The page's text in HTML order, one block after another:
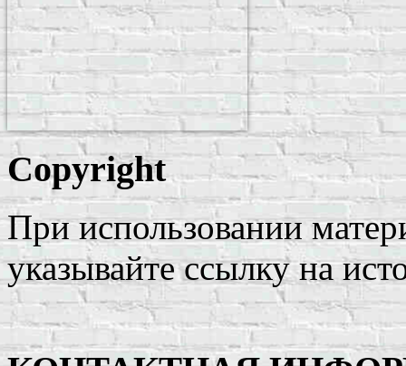
Copyright
При использовании
указывайте ссылку на